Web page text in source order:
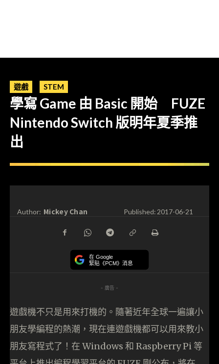
遊戲 STEM
學寫 Game 由 Basic 開始 FUZE
Nintendo Switch 版明年夏季推
出
Author: Mickey Chan Published:2017-06-21
在 Google
緊貼《PCM》消息
- 廣告 -
遊戲機不只是用來打機的。隨著近年全球一遍讓小
朋友學編程的熱潮，現在連遊戲機都可以用來教小
朋友寫程式了！在 Windows 和 Raspberry Pi 等